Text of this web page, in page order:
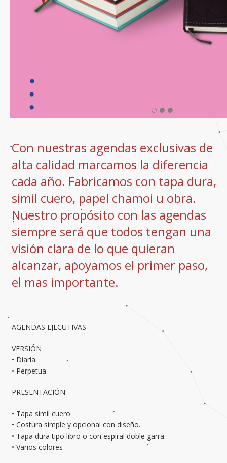
Con nuestras agendas exclusivas de
alta calidad marcamos la diferencia
cada año. Fabricamos con tapa dura,
simil cuero, papel chamoi u obra.
Nuestro propósito con las agendas
siempre será que todos tengan una
visión clara de lo que quieran
alcanzar, apoyamos el primer paso,
el mas importante.
AGENDAS EJECUTIVAS
VERSIÓN
• Diaria.
• Perpetua.
PRESENTACIÓN
• Tapa simil cuero
• Costura simple y opcional con diseño.
• Tapa dura tipo libro o con espiral doble garra.
• Varios colores